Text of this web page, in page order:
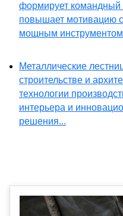
формирует командный
повышает мотивацию
мощным инструментом
Металлические
строительстве и
технологии
интерьера и
решения...